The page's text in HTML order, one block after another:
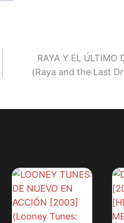
RAYA Y EL ÚLTIMO
(Raya and the Last